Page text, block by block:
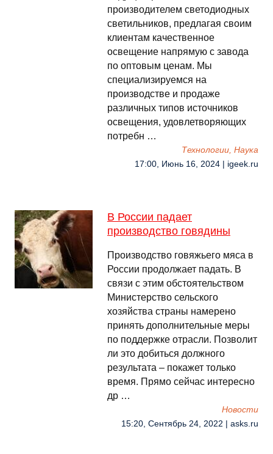
производителем светодиодных
светильников, предлагая своим
клиентам качественное
освещение напрямую с завода
по оптовым ценам. Мы
специализируемся на
производстве и продаже
различных типов источников
освещения, удовлетворяющих
потребн …
Технологии, Наука
17:00, Июнь 16, 2024 | igeek.ru
В России падает
производство говядины
Производство говяжьего мяса в
России продолжает падать. В
связи с этим обстоятельством
Министерство сельского
хозяйства страны намерено
принять дополнительные меры
по поддержке отрасли. Позволит
ли это добиться должного
результата – покажет только
время. Прямо сейчас интересно
др …
Новости
15:20, Сентябрь 24, 2022 | asks.ru